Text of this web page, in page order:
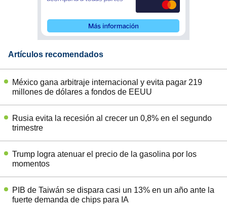
Artículos recomendados
México gana arbitraje internacional y evita pagar 219
millones de dólares a fondos de EEUU
Rusia evita la recesión al crecer un 0,8% en el segundo
trimestre
Trump logra atenuar el precio de la gasolina por los
momentos
PIB de Taiwán se dispara casi un 13% en un año ante la
fuerte demanda de chips para IA